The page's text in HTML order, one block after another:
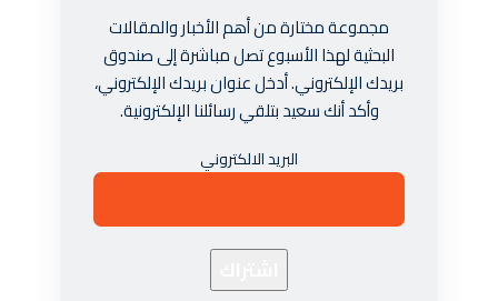
مجموعة مختارة من أهم الأخبار والمقالات
البحثية لهذا الأسبوع تصل مباشرة إلى صندوق
بريدك الإلكتروني. أدخل عنوان بريدك الإلكتروني،
وأكد أنك سعيد بتلقي رسائلنا الإلكترونية.
البريد الالكتروني